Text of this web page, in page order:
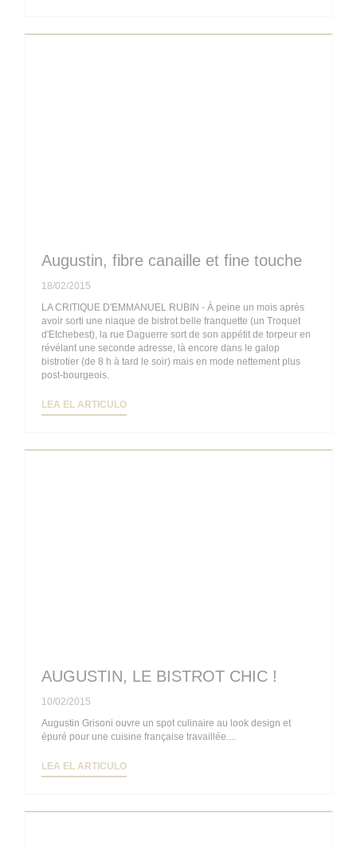
Augustin, fibre canaille et fine touche
18/02/2015
LA CRITIQUE D'EMMANUEL RUBIN - À peine un mois après
avoir sorti une niaque de bistrot belle franquette (un Troquet
d'Etchebest), la rue Daguerre sort de son appétit de torpeur en
révélant une seconde adresse, là encore dans le galop
bistrotier (de 8 h à tard le soir) mais en mode nettement plus
post-bourgeois.
LEA EL ARTICULO((ABRE EN UNA NUEVA VENTANA))
AUGUSTIN, LE BISTROT CHIC !
10/02/2015
Augustin Grisoni ouvre un spot culinaire au look design et
épuré pour une cuisine française travaillée....
LEA EL ARTICULO((ABRE EN UNA NUEVA VENTANA))